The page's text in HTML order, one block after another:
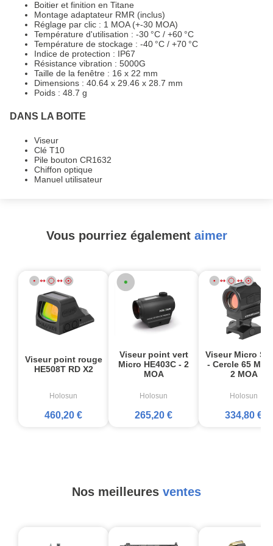
Boitier et finition en Titane
Montage adaptateur RMR (inclus)
Réglage par clic : 1 MOA (+-30 MOA)
Température d'utilisation : -30 °C / +60 °C
Température de stockage : -40 °C / +70 °C
Indice de protection : IP67
Résistance vibration : 5000G
Taille de la fenêtre : 16 x 22 mm
Dimensions : 40.64 x 29.46 x 28.7 mm
Poids : 48.7 g
DANS LA BOITE
Viseur
Clé T10
Pile bouton CR1632
Chiffon optique
Manuel utilisateur
Vous pourriez également aimer
Viseur point rouge
HE508T RD X2
Holosun
460,20 €
Viseur point vert
Micro HE403C - 2
MOA
Holosun
265,20 €
Viseur Micro
- Cercle 65
2 MOA
Holosun
334,80 €
Nos meilleures ventes